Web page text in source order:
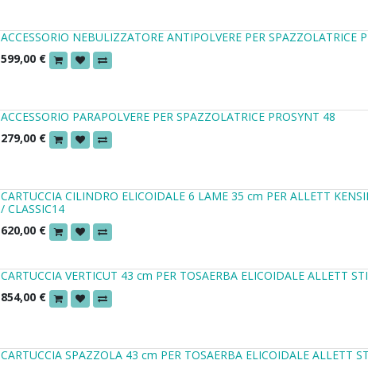
ACCESSORIO NEBULIZZATORE ANTIPOLVERE PER SPAZZOLATRICE
599,00 €
ACCESSORIO PARAPOLVERE PER SPAZZOLATRICE PROSYNT 48
279,00 €
CARTUCCIA CILINDRO ELICOIDALE 6 LAME 35 cm PER ALLETT
/ CLASSIC14
620,00 €
CARTUCCIA VERTICUT 43 cm PER TOSAERBA ELICOIDALE ALLETT
854,00 €
CARTUCCIA SPAZZOLA 43 cm PER TOSAERBA ELICOIDALE ALLETT